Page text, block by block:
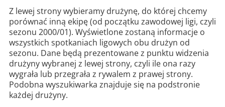
Z lewej strony wybieramy drużynę, do której chcemy
porównać inną ekipę (od początku zawodowej ligi, czyli
sezonu 2000/01). Wyświetlone zostaną informacje o
wszystkich spotkaniach ligowych obu drużyn od
sezonu. Dane będą prezentowane z punktu widzenia
drużyny wybranej z lewej strony, czyli ile ona razy
wygrała lub przegrała z rywalem z prawej strony.
Podobna wyszukiwarka znajduje się na podstronie
każdej drużyny.